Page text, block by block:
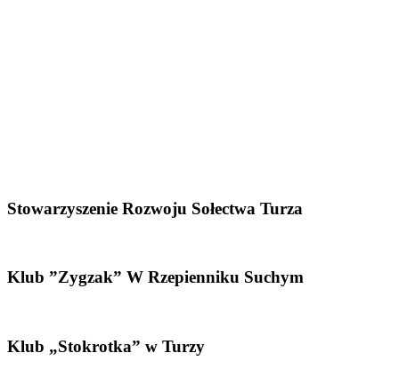
Stowarzyszenie Rozwoju Sołectwa Turza
Klub ”Zygzak” W Rzepienniku Suchym
Klub „Stokrotka” w Turzy